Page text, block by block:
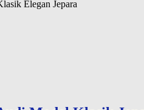
Elegan Jepara